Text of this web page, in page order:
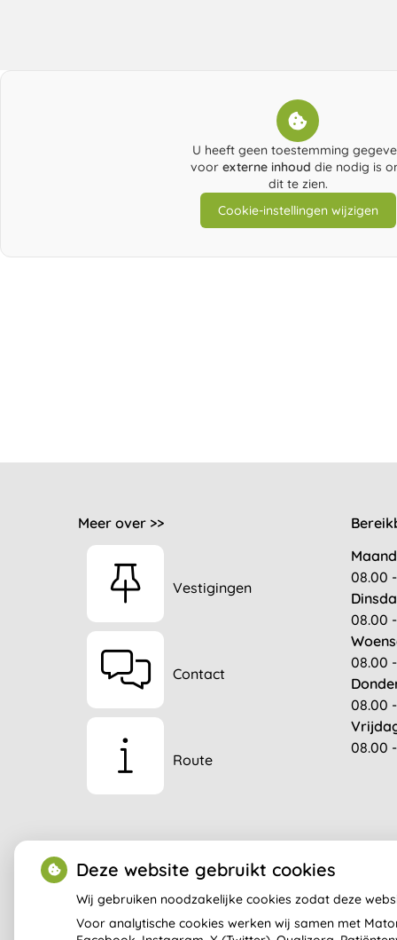
U heeft geen toestemming
voor externe inhoud die nodig is
dit te zien.
Cookie-instellingen wijzigen
Meer over >>
Vestigingen
Contact
Route
08.00
08.00
08.00
08.00
08.00
Deze website gebruikt cookies
Wij gebruiken noodzakelijke cookies zodat deze
Voor analytische cookies werken wij samen met